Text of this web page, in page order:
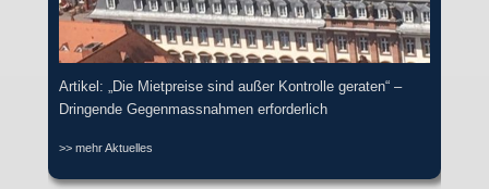
Artikel: „Die Mietpreise sind außer Kontrolle geraten“ –
Dringende Gegenmassnahmen erforderlich
>> mehr Aktuelles